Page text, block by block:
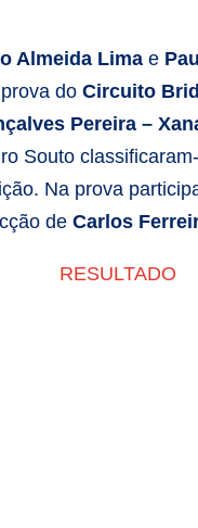
Almeida Limae
prova doCircuito
Pereira –
Souto
Na prova
deCarlos
RESULTADO